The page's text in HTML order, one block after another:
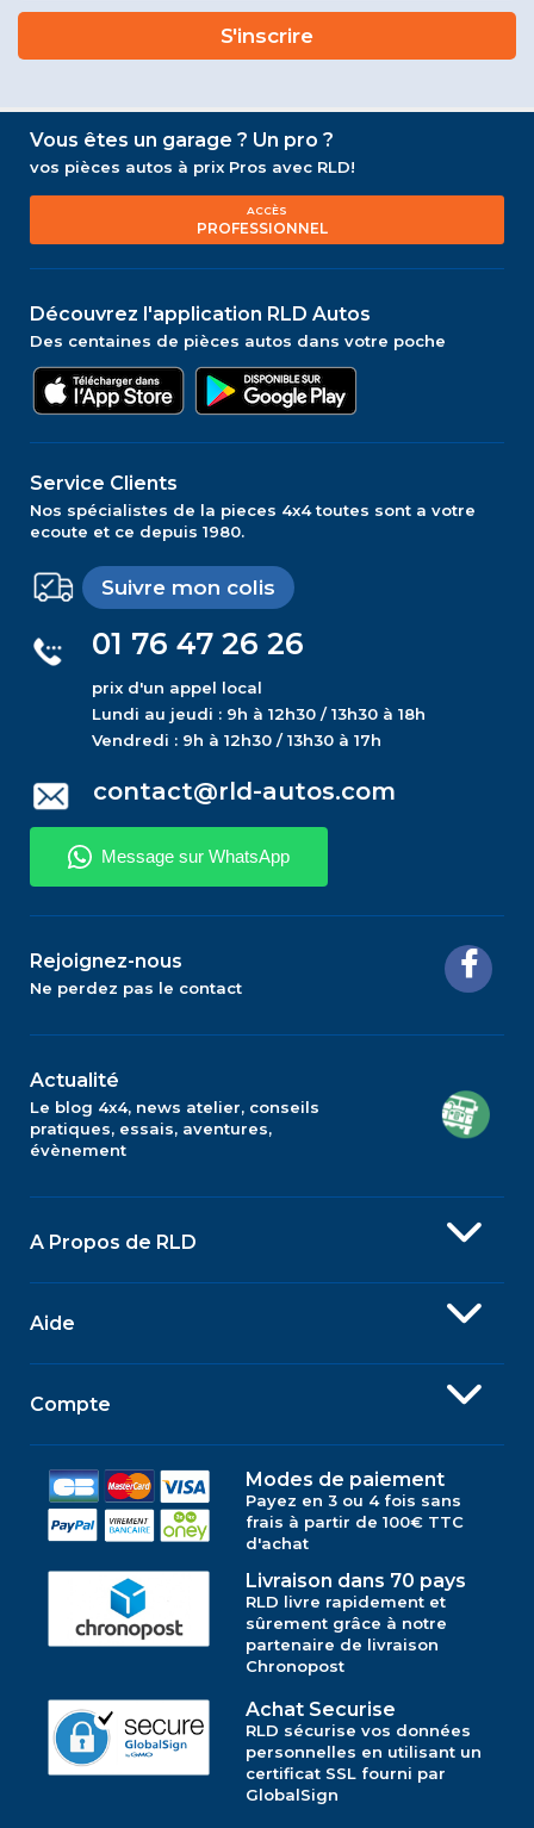
Vous êtes un garage ? Un pro ?
vos pièces autos à prix Pros avec RLD!
ACCÈS
PROFESSIONNEL
Découvrez l'application RLD Autos
Des centaines de pièces autos dans votre poche
Service Clients
Nos spécialistes de la pieces 4x4 toutes sont a votre
ecoute et ce depuis 1980.
Suivre mon colis
01 76 47 26 26
prix d'un appel local
Lundi au jeudi : 9h à 12h30 / 13h30 à 18h
Vendredi : 9h à 12h30 / 13h30 à 17h
contact@rld-autos.com
Rejoignez-nous
Ne perdez pas le contact
Actualité
Le blog 4x4, news atelier, conseils
pratiques, essais, aventures,
évènement
A Propos de RLD
Aide
Compte
Modes de paiement
Payez en 3 ou 4 fois sans
frais à partir de 100€ TTC
d'achat
Livraison dans 70 pays
RLD livre rapidement et
sûrement grâce à notre
partenaire de livraison
Chronopost
Achat Securise
RLD sécurise vos données
personnelles en utilisant un
certificat SSL fourni par
GlobalSign